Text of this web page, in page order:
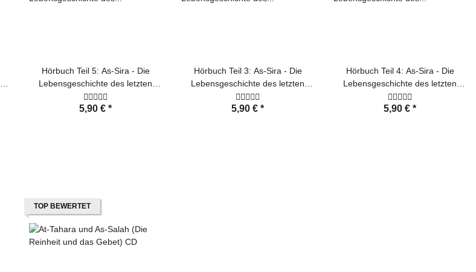
Hörbuch Teil 5: As-Sira - Die
Lebensgeschichte des letzten
Propheten
5,90 € *
Hörbuch Teil 3: As-Sira - Die
Lebensgeschichte des letzten
Propheten
5,90 € *
Hörbuch Teil 4: As-Sira - Die
Lebensgeschichte des letzten
Propheten
5,90 € *
TOP BEWERTET